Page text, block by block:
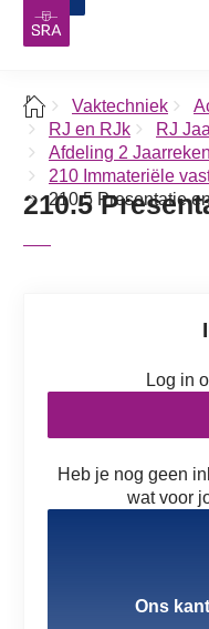
Vaktechniek
RJ en RJk
RJ
Afdeling 2
210 Immateriële
210.5 Presentatie
210.5
Log in
Heb je nog geen
wat voor
Ons